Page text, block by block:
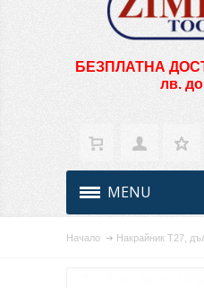
БЕЗПЛАТНА
лв. до
MENU
Начало Накрайник T27,